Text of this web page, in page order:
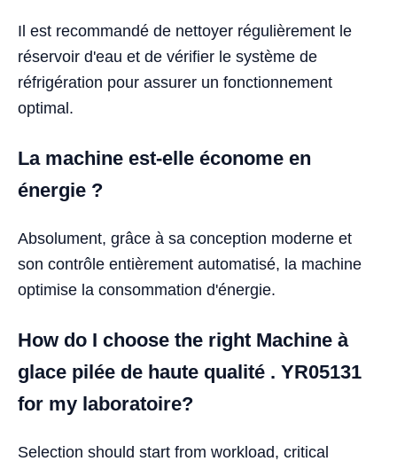
Il est recommandé de nettoyer régulièrement le
réservoir d'eau et de vérifier le système de
réfrigération pour assurer un fonctionnement
optimal.
La machine est-elle économe en
énergie ?
Absolument, grâce à sa conception moderne et
son contrôle entièrement automatisé, la machine
optimise la consommation d'énergie.
How do I choose the right Machine à
glace pilée de haute qualité . YR05131
for my laboratoire?
Selection should start from workload, critical